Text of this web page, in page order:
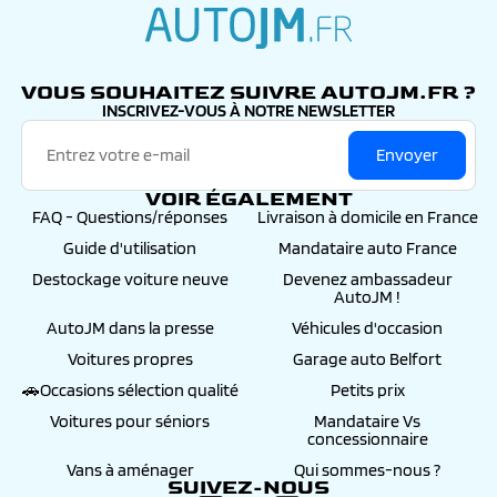
VOUS SOUHAITEZ SUIVRE AUTOJM.FR ?
INSCRIVEZ-VOUS À NOTRE NEWSLETTER
Envoyer
VOIR ÉGALEMENT
FAQ - Questions/réponses
Livraison à domicile en France
Guide d'utilisation
Mandataire auto France
Destockage voiture neuve
Devenez ambassadeur
AutoJM !
AutoJM dans la presse
Véhicules d'occasion
Voitures propres
Garage auto Belfort
🚗Occasions sélection qualité
Petits prix
Voitures pour séniors
Mandataire Vs
concessionnaire
Vans à aménager
Qui sommes-nous ?
SUIVEZ-NOUS